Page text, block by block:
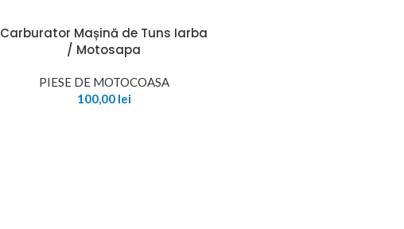
Carburator Mașină de Tuns Iarba
/ Motosapa
PIESE DE MOTOCOASA
100,00 lei